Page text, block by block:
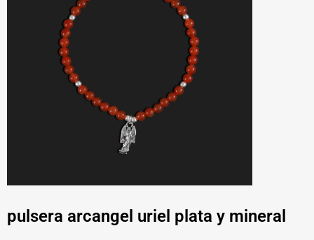
pulsera arcangel uriel plata y mineral